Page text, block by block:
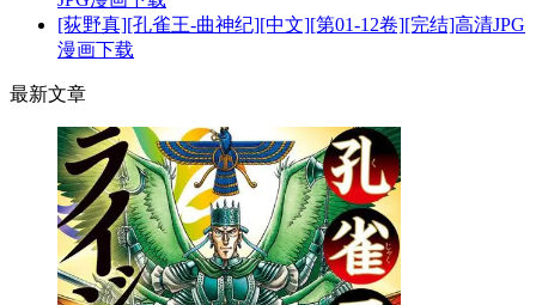
[荻野真][孔雀王-曲神纪][中文][第01-12卷][完结]高清JPG
漫画下载
最新文章